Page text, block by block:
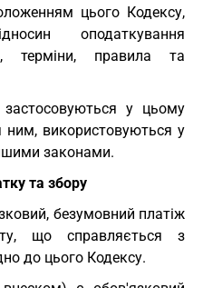
цього Кодексу,
оподаткування
терміни, правила та
у цьому
ним, використовуються у
законами.
та збору
безумовний платіж
що справляється з
до цього Кодексу.